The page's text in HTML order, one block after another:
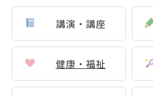
講演・講座
健康・福祉